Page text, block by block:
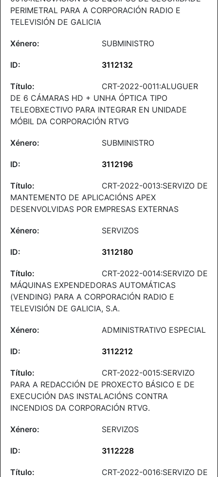
PERIMETRAL PARA A CORPORACIÓN RADIO E
TELEVISIÓN DE GALICIA
SUBMINISTRO
3112132
CRT-2022-0011:ALUGUER
DE 6 CÁMARAS HD + UNHA ÓPTICA TIPO
TELEOBXECTIVO PARA INTEGRAR EN UNIDADE
MÓBIL DA CORPORACIÓN RTVG
SUBMINISTRO
3112196
CRT-2022-0013:SERVIZO DE
MANTEMENTO DE APLICACIÓNS APEX
DESENVOLVIDAS POR EMPRESAS EXTERNAS
SERVIZOS
3112180
CRT-2022-0014:SERVIZO DE
MÁQUINAS EXPENDEDORAS AUTOMÁTICAS
(VENDING) PARA A CORPORACIÓN RADIO E
TELEVISIÓN DE GALICIA, S.A.
ADMINISTRATIVO ESPECIAL
3112212
CRT-2022-0015:SERVIZO
PARA A REDACCIÓN DE PROXECTO BÁSICO E DE
EXECUCIÓN DAS INSTALACIÓNS CONTRA
INCENDIOS DA CORPORACIÓN RTVG.
SERVIZOS
3112228
CRT-2022-0016:SERVIZO DE